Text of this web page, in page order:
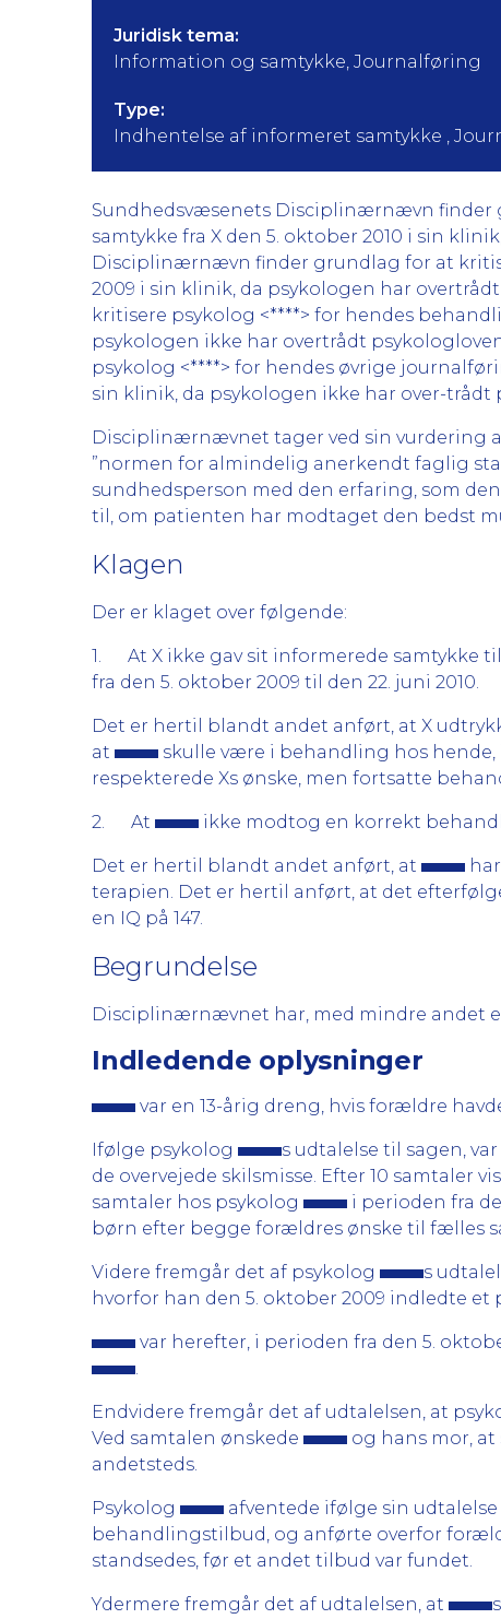
Juridisk tema:
Information og samtykke, Journalføring
Type:
Indhentelse af informeret samtykke ,
Sundhedsvæsenets Disciplinærnævn finder
samtykke fra X den 5. oktober 2010 i sin
Disciplinærnævn finder grundlag for at
2009 i sin klinik, da psykologen har
kritisere psykolog <****> for hendes
psykologen ikke har overtrådt
psykolog <****> for hendes øvrige
sin klinik, da psykologen ikke har over-trådt
Disciplinærnævnet tager ved sin vurdering
”normen for almindelig anerkendt faglig
sundhedsperson med den erfaring, som
til, om patienten har modtaget den bedst
Klagen
Der er klaget over følgende:
1. At X ikke gav sit informerede samtykke
fra den 5. oktober 2009 til den 22. juni 2010.
Det er hertil blandt andet anført, at X
at
skulle være i behandling hos
respekterede Xs ønske, men fortsatte
2. At ikke modtog en korrekt
Det er hertil blandt andet anført, at
terapien. Det er hertil anført, at det
en IQ på 147.
Begrundelse
Disciplinærnævnet har, med mindre andet
Indledende oplysninger
var en 13-årig dreng, hvis forældre
Ifølge psykolog s udtalelse til sagen, var
de overvejede skilsmisse. Efter 10 samtaler
samtaler hos psykolog
i perioden fra
børn efter begge forældres ønske til fælles
Videre fremgår det af psykolog s
hvorfor han den 5. oktober 2009 indledte
var herefter, i perioden fra den 5.
.
Endvidere fremgår det af udtalelsen, at
Ved samtalen ønskede
og hans mor,
andetsteds.
Psykolog
afventede ifølge sin
behandlingstilbud, og anførte overfor
standsedes, før et andet tilbud var fundet.
Ydermere fremgår det af udtalelsen, at